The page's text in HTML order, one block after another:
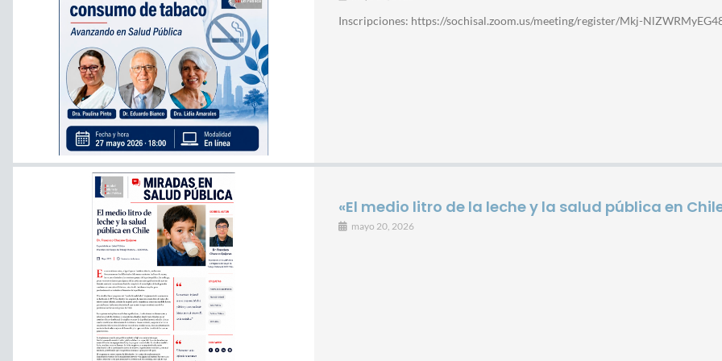
Inscripciones: https://sochisal.zoom.us/meeting/register/Mkj-
«El medio litro de la leche y la salud pública en
mayo 20, 2026